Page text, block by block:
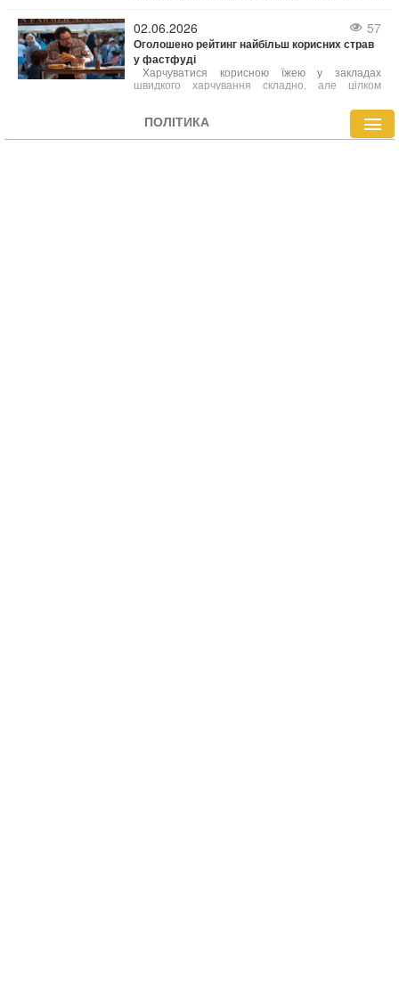
потреб.
02.06.2026 57
Оголошено рейтинг найбільш корисних страв
у фастфуді
Харчуватися корисною їжею у закладах
швидкого харчування складно, але цілком
здорових варіантів фастфуду, які містять менше
калорій або багатіші на вітаміни й мінерали
ПОЛІТИКА